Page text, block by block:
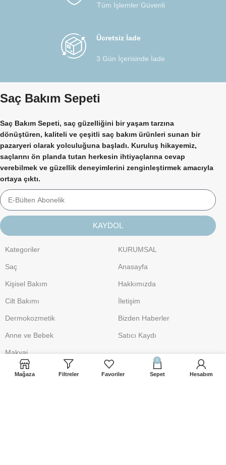
Tüm İşlemler Güvenli
Ücretsiz İade
3 Gün İçerisinde İade
Saç Bakım Sepeti
Saç Bakım Sepeti, saç güzelliğini bir yaşam tarzına
dönüştüren, kaliteli ve çeşitli saç bakım ürünleri sunan bir
pazaryeri olarak yolculuğuna başladı. Kuruluş hikayemiz,
saçlarını ön planda tutan herkesin ihtiyaçlarına cevap
verebilmek ve güzellik deneyimlerini zenginleştirmek amacıyla
ortaya çıktı.
KAYDOL
Kategoriler
Saç
Kişisel Bakım
Cilt Bakımı
Dermokozmetik
Anne ve Bebek
Makyaj
KURUMSAL
Anasayfa
Hakkımızda
İletişim
Bizden Haberler
Satıcı Kaydı
DESTEK
Mağaza Filtreler Favoriler
0
Sepet Hesabım